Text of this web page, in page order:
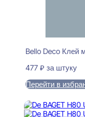
Bello Deco Клей
477 ₽ за штуку
Перейти в